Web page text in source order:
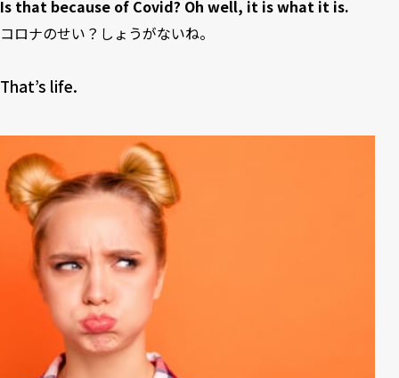
Is that because of Covid? Oh well, it is what it is.
コロナのせい？しょうがないね。
That’s life.